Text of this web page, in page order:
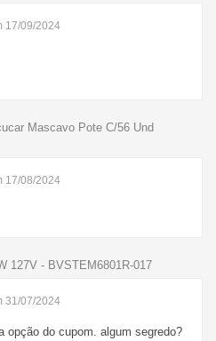
17/09/2024
Mascavo Pote C/56 Und
17/08/2024
127V - BVSTEM6801R-017
31/07/2024
opção do cupom. algum segredo?